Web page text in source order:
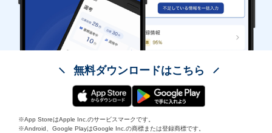
無料ダウンロードはこちら
※App StoreはApple Inc.のサービスマークです。
※Android、Google PlayはGoogle Inc.の商標または登録商標です。